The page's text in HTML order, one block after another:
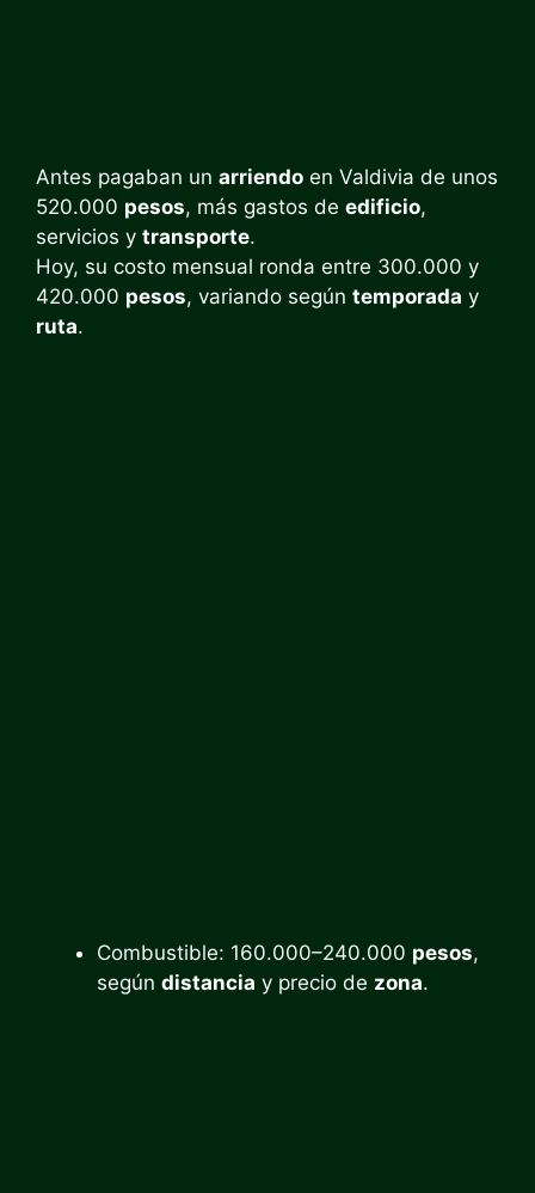
Antes pagaban un arriendo en Valdivia de unos
520.000 pesos, más gastos de edificio,
servicios y transporte.
Hoy, su costo mensual ronda entre 300.000 y
420.000 pesos, variando según temporada y
ruta.
Combustible: 160.000–240.000 pesos,
según distancia y precio de zona.